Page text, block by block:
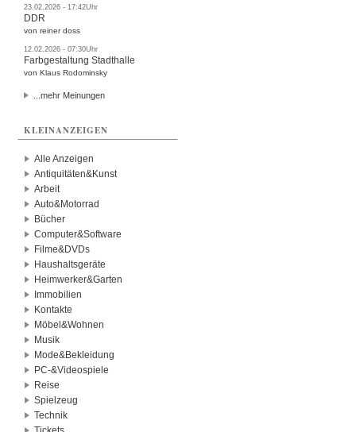
23.02.2026 - 17:42Uhr
DDR
von reiner doss
12.02.2026 - 07:30Uhr
Farbgestaltung Stadthalle
von Klaus Rodominsky
...mehr Meinungen
KLEINANZEIGEN
Alle Anzeigen
Antiquitäten&Kunst
Arbeit
Auto&Motorrad
Bücher
Computer&Software
Filme&DVDs
Haushaltsgeräte
Heimwerker&Garten
Immobilien
Kontakte
Möbel&Wohnen
Musik
Mode&Bekleidung
PC-&Videospiele
Reise
Spielzeug
Technik